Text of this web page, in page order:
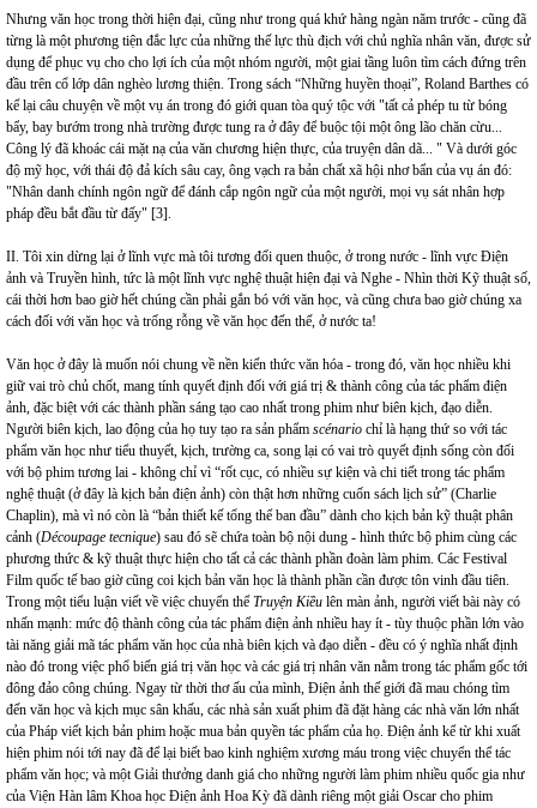
Nhưng văn học trong thời hiện đại, cũng như trong quá khứ hàng ngàn năm trước - cũng đã
từng là một phương tiện đắc lực của những thế lực thù địch với chủ nghĩa nhân văn, được sử
dụng để phục vụ cho cho lợi ích của một nhóm người, một giai tầng luôn tìm cách đứng trên
đầu trên cổ lớp dân nghèo lương thiện. Trong sách “Những huyền thoại”, Roland Barthes có
kể lại câu chuyện về một vụ án trong đó giới quan tòa quý tộc với "tất cả phép tu từ bóng
bẩy, bay bướm trong nhà trường được tung ra ở đây để buộc tội một ông lão chăn cừu...
Công lý đã khoác cái mặt nạ của văn chương hiện thực, của truyện dân dã... " Và dưới góc
độ mỹ học, với thái độ đả kích sâu cay, ông vạch ra bản chất xã hội nhơ bẩn của vụ án đó:
"Nhân danh chính ngôn ngữ để đánh cắp ngôn ngữ của một người, mọi vụ sát nhân hợp
pháp đều bắt đầu từ đấy" [3].
II. Tôi xin dừng lại ở lĩnh vực mà tôi tương đối quen thuộc, ở trong nước - lĩnh vực Điện
ảnh và Truyền hình, tức là một lĩnh vực nghệ thuật hiện đại và Nghe - Nhìn thời Kỹ thuật số,
cái thời hơn bao giờ hết chúng cần phải gắn bó với văn học, và cũng chưa bao giờ chúng xa
cách đối với văn học và trống rỗng về văn học đến thế, ở nước ta!
Văn học ở đây là muốn nói chung về nền kiến thức văn hóa - trong đó, văn học nhiều khi
giữ vai trò chủ chốt, mang tính quyết định đối với giá trị & thành công của tác phẩm điện
ảnh, đặc biệt với các thành phần sáng tạo cao nhất trong phim như biên kịch, đạo diễn.
Người biên kịch, lao động của họ tuy tạo ra sản phẩm scénario chỉ là hạng thứ so với tác
phẩm văn học như tiểu thuyết, kịch, trường ca, song lại có vai trò quyết định sống còn đối
với bộ phim tương lai - không chỉ vì “rốt cục, có nhiều sự kiện và chi tiết trong tác phẩm
nghệ thuật (ở đây là kịch bản điện ảnh) còn thật hơn những cuốn sách lịch sử” (Charlie
Chaplin), mà vì nó còn là “bản thiết kế tổng thể ban đầu” dành cho kịch bản kỹ thuật phân
cảnh (Découpage tecnique) sau đó sẽ chứa toàn bộ nội dung - hình thức bộ phim cùng các
phương thức & kỹ thuật thực hiện cho tất cả các thành phần đoàn làm phim. Các Festival
Film quốc tế bao giờ cũng coi kịch bản văn học là thành phần cần được tôn vinh đầu tiên.
Trong một tiểu luận viết về việc chuyển thể Truyện Kiều lên màn ảnh, người viết bài này có
nhấn mạnh: mức độ thành công của tác phẩm điện ảnh nhiều hay ít - tùy thuộc phần lớn vào
tài năng giải mã tác phẩm văn học của nhà biên kịch và đạo diễn - đều có ý nghĩa nhất định
nào đó trong việc phổ biến giá trị văn học và các giá trị nhân văn nằm trong tác phẩm gốc tới
đông đảo công chúng. Ngay từ thời thơ ấu của mình, Điện ảnh thế giới đã mau chóng tìm
đến văn học và kịch mục sân khấu, các nhà sản xuất phim đã đặt hàng các nhà văn lớn nhất
của Pháp viết kịch bản phim hoặc mua bản quyền tác phẩm của họ. Điện ảnh kể từ khi xuất
hiện phim nói tới nay đã để lại biết bao kinh nghiệm xương máu trong việc chuyển thể tác
phẩm văn học; và một Giải thưởng danh giá cho những người làm phim nhiều quốc gia như
của Viện Hàn lâm Khoa học Điện ảnh Hoa Kỳ đã dành riêng một giải Oscar cho phim